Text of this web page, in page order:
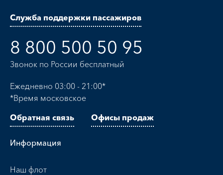
Служба поддержки пассажиров
8 800 500 50 95
Звонок по России бесплатный
Ежедневно 03:00 - 21:00*
*Время московское
Обратная связь
Офисы продаж
Информация
Наш флот